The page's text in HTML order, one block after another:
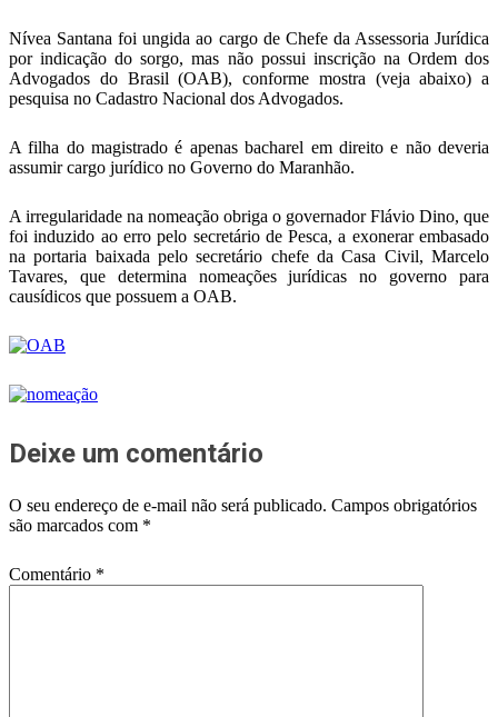
Nívea Santana foi ungida ao cargo de Chefe da Assessoria Jurídica
por indicação do sorgo, mas não possui inscrição na Ordem dos
Advogados do Brasil (OAB), conforme mostra (veja abaixo) a
pesquisa no Cadastro Nacional dos Advogados.
A filha do magistrado é apenas bacharel em direito e não deveria
assumir cargo jurídico no Governo do Maranhão.
A irregularidade na nomeação obriga o governador Flávio Dino, que
foi induzido ao erro pelo secretário de Pesca, a exonerar embasado
na portaria baixada pelo secretário chefe da Casa Civil, Marcelo
Tavares, que determina nomeações jurídicas no governo para
causídicos que possuem a OAB.
Deixe um comentário
O seu endereço de e-mail não será publicado. Campos obrigatórios
são marcados com *
Comentário *